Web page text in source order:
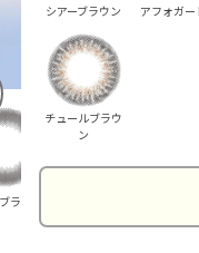
ラック シア
シアーブラウン アフォガー
チュールブラウ
ン